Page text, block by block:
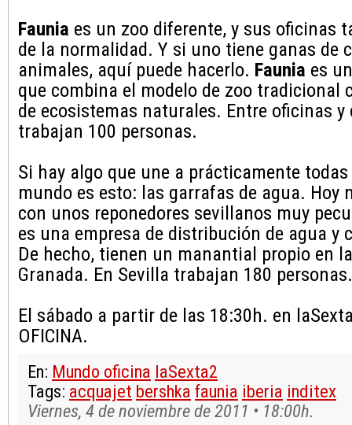
Faunia es un zoo diferente, y sus oficinas
de la normalidad. Y si uno tiene ganas de
animales, aquí puede hacerlo. Faunia es
que combina el modelo de zoo tradicional
de ecosistemas naturales. Entre oficinas y
trabajan 100 personas.
Si hay algo que une a prácticamente
mundo es esto: las garrafas de agua. Hoy
con unos reponedores sevillanos muy
es una empresa de distribución de agua y
De hecho, tienen un manantial propio en
Granada. En Sevilla trabajan 180 personas.
El sábado a partir de las 18:30h. en
OFICINA.
En: Mundo oficina laSexta2
Tags: acquajet bershka faunia iberia inditex
Viernes, 4 de noviembre de 2011 • 18:00h.